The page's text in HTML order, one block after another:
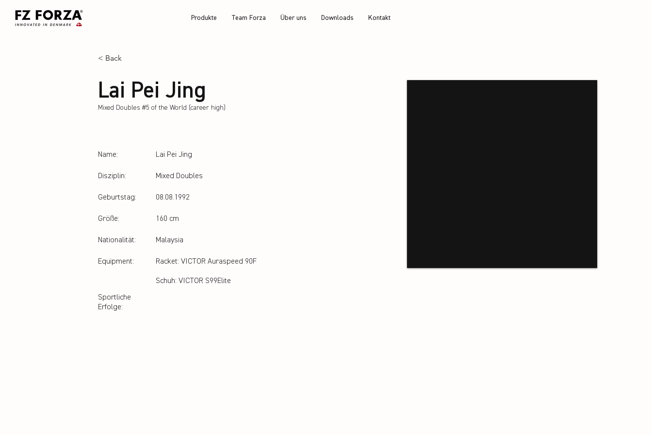
Produkte Team Forza Über uns Downloads Kontakt
< Back
Lai Pei Jing
Mixed Doubles #5 of the World (career high)
Name:
Disziplin:
Geburtstag:
Größe:
Nationalität:
Equipment:
Sportliche
Erfolge:
Lai Pei Jing
Mixed Doubles
08.08.1992
160 cm
Malaysia
Racket: VICTOR Auraspeed 90F
Schuh: VICTOR S99Elite